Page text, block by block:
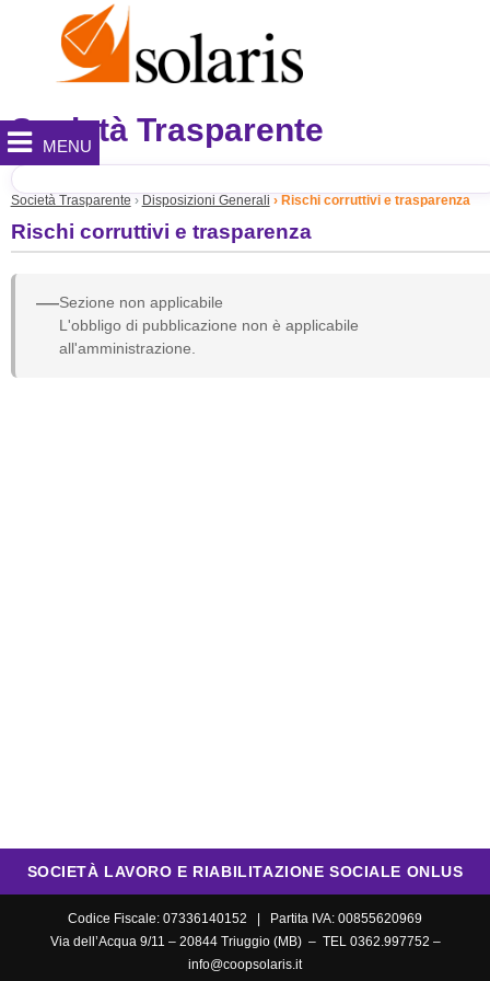
MENU
Società Trasparente
Società Trasparente Disposizioni Generali Rischi corruttivi e trasparenza
Rischi corruttivi e trasparenza
—Sezione non applicabile
L'obbligo di pubblicazione non è applicabile
all'amministrazione.
SOCIETÀ LAVORO E RIABILITAZIONE SOCIALE ONLUS
Codice Fiscale: 07336140152 | Partita IVA: 00855620969
Via dell’Acqua 9/11 – 20844 Triuggio (MB) – TEL 0362.997752 –
info@coopsolaris.it